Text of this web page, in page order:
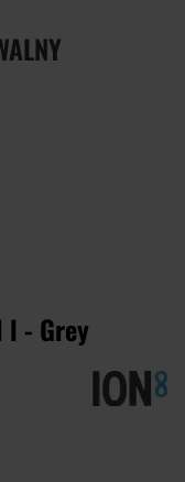
l - Grey